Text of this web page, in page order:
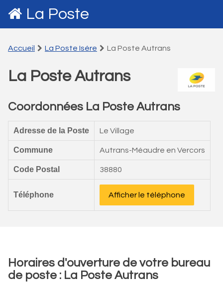
La Poste
Accueil La Poste Isére La Poste Autrans
La Poste Autrans
Coordonnées La Poste Autrans
Adresse de la Poste Le Village
Commune Autrans-Méaudre en Vercors
Code Postal 38880
Téléphone Afficher le téléphone
Horaires d'ouverture de votre bureau
de poste : La Poste Autrans